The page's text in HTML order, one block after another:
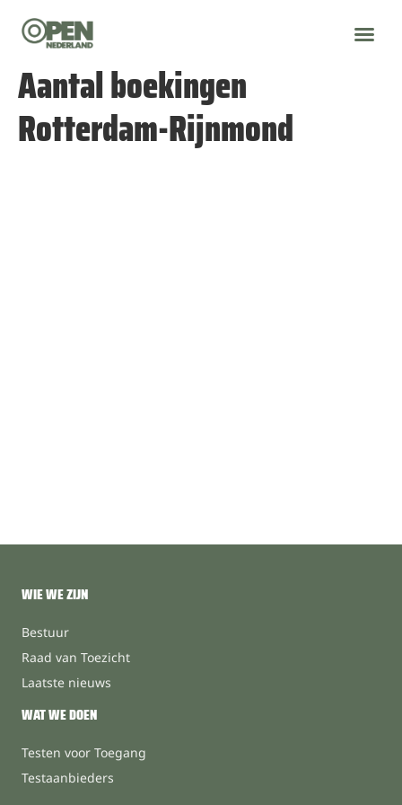
Aantal boekingen
Rotterdam-Rijnmond
WIE WE ZIJN
Bestuur
Raad van Toezicht
Laatste nieuws
WAT WE DOEN
Testen voor Toegang
Testaanbieders